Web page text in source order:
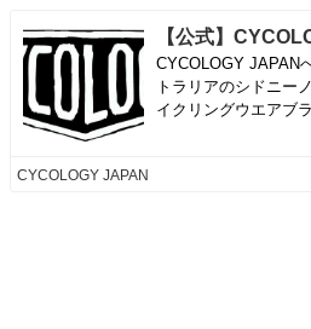
CYCOLOGY JAPAN
トラリアのシドニー
イクリングウエアブ
CYCOLOGY JAPAN